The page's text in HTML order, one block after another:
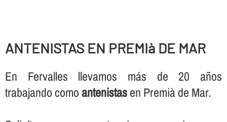
ANTENISTAS EN PREMIà DE MAR
En Fervalles llevamos más de 20 años
trabajando comoantenistasen Premià de Mar.